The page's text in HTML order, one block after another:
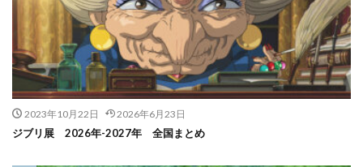
2023年10月22日 2026年6月23日
ジブリ展 2026年-2027年 全国まとめ